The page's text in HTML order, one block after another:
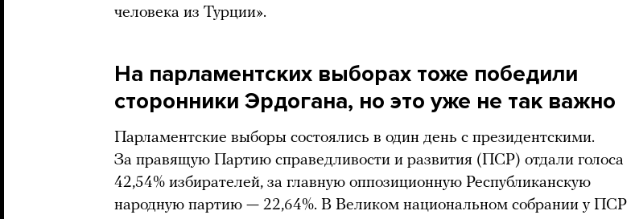
человека из Турции».
На парламентских выборах тоже победили
сторонники Эрдогана, но это уже не так важно
Парламентские выборы состоялись в один день с президентскими.
За правящую Партию справедливости и развития (ПСР) отдали голоса
42,54% избирателей, за главную оппозиционную Республиканскую
народную партию — 22,64%. В Великом национальном собрании у ПСР